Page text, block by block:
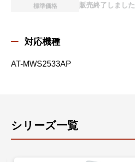
標準価格
販売終了しました
対応機種
AT-MWS2533AP
シリーズ一覧